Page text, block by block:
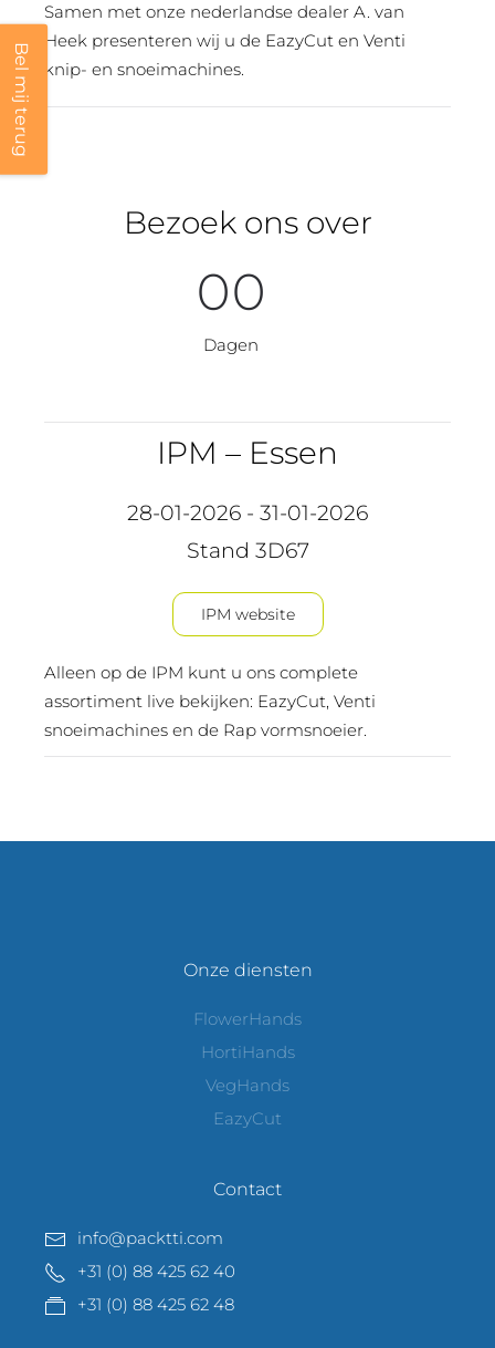
Samen met onze nederlandse dealer A. van
Heek presenteren wij u de EazyCut en Venti
knip- en snoeimachines.
Bezoek ons over
00
Dagen
IPM – Essen
28-01-2026 - 31-01-2026
Stand 3D67
IPM website
Alleen op de IPM kunt u ons complete
assortiment live bekijken: EazyCut, Venti
snoeimachines en de Rap vormsnoeier.
Onze diensten
FlowerHands
HortiHands
VegHands
EazyCut
Contact
info@packtti.com
+31 (0) 88 425 62 40
+31 (0) 88 425 62 48
Bel mij terug